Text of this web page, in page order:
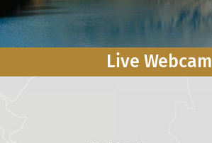
Live Webcam